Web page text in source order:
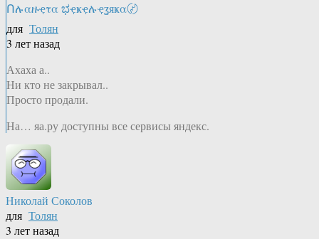
Ոሉαዙҿτα ಭҿҝҿሉҿʓяҝα〄
для Толян
3 лет назад
Ахаха а..
Ни кто не закрывал..
Просто продали.
На… яа.ру доступны все сервисы яндекс.
Николай Соколов
для Толян
3 лет назад